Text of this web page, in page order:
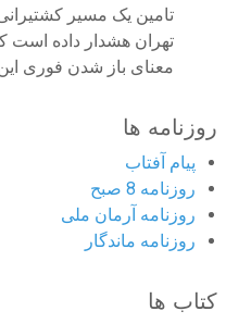
تامین یک مسیر
تهران هشدار داده است
معنای باز شدن فوری این
روزنامه ها
پیام آفتاب
روزنامه 8 صبح
روزنامه آرمان ملى
روزنامه ماندگار
کتاب ها